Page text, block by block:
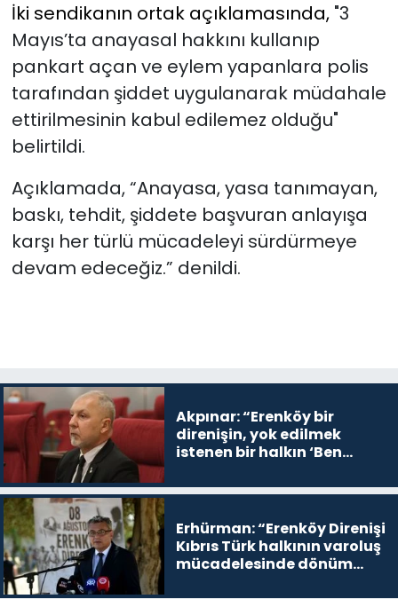
İki sendikanın ortak açıklamasında,"3
Mayıs’ta anayasal hakkını kullanıp
pankart açan ve eylem yapanlara polis
tarafından şiddet uygulanarak müdahale
ettirilmesinin kabul edilemez olduğu"
belirtildi.
Açıklamada, “Anayasa, yasa tanımayan,
baskı, tehdit, şiddete başvuran anlayışa
karşı her türlü mücadeleyi sürdürmeye
devam edeceğiz.” denildi.
Akpınar: “Erenköy bir
direnişin, yok edilmek
istenen bir halkın ‘Ben
devam edeceğim’ dediği
Erhürman: “Erenköy Direnişi
Kıbrıs Türk halkının varoluş
mücadelesinde dönüm